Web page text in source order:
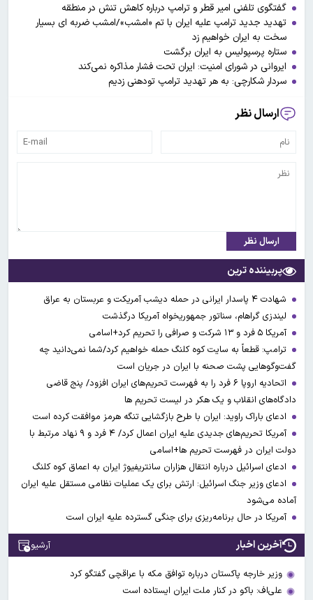
گفتگوی تلفنی امیر قطر و ترامپ درباره کاهش تنش در منطقه
تهدید جدید ترامپ علیه ایران با تم «امشب»/امشب ضربه ای بسیار
سخت به ایران خواهیم زد
ستاره پرسپولیس به ایران برگشت
ایروانی در شورای امنیت: ایران تحت فشار مذاکره نمی‌کند
سردار شکارچی: به هر تهدید ترامپ تودهنی زدیم
ارسال نظر
ارسال نظر
پربیننده ترین
شهادت ۴ پاسدار ایرانی در حمله دیشب آمریکت و عربستان به عراق
لیندزی گراهام، سناتور جمهوریخواه آمریکا درگذشت
آمریکا ۵ فرد و ۱۳ شرکت و صرافی را تحریم کرد+اسامی
ترامپ: قطعاً به سایت کوه کلنگ حمله خواهیم کرد/شما نمی‌دانید چه
گفت‌وگوهایی پشت صحنه با ایران در جریان است
اتحادیه اروپا ۶ فرد را به فهرست تحریم‌های ایران افزود/ پنج قاضی
دادگاه‌های انقلاب و یک هکر در لیست تحریم ها
ادعای باراک راوید: ایران با طرح بازگشایی تنگه هرمز موافقت کرده است
آمریکا تحریم‌های جدیدی علیه ایران اعمال کرد/ ۴ فرد و ۹ نهاد مرتبط با
دولت ایران در فهرست تحریم ها+اسامی
ادعای اسرائیل درباره انتقال هزاران سانتریفیوژ ایران به اعماق کوه کلنگ
ادعای وزیر جنگ اسرائیل: ارتش برای یک عملیات نظامی مستقل علیه ایران
آماده می‌شود
آمریکا در حال برنامه‌ریزی برای جنگی گسترده‌ علیه ایران است
آخرین اخبار آرشیو
وزیر خارجه پاکستان درباره توافق مکه با عراقچی گفتگو کرد
علی‌اف: باکو در کنار ملت ایران ایستاده است